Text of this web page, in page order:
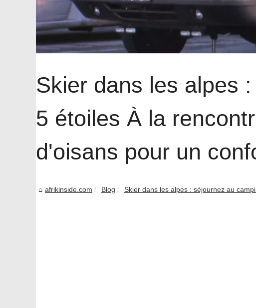
Skier dans les alpes
5 étoiles À la
d'oisans pour un
afrikinside.com Blog Skier dans les alpes : séjournez au